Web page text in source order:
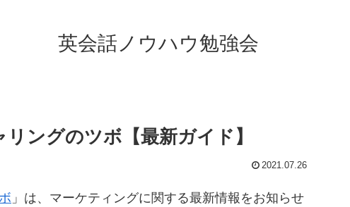
英会話ノウハウ勉強会
ングのツボ【最新ガイド】
2021.07.26
」は、マーケティングに関する最新情報をお知らせ